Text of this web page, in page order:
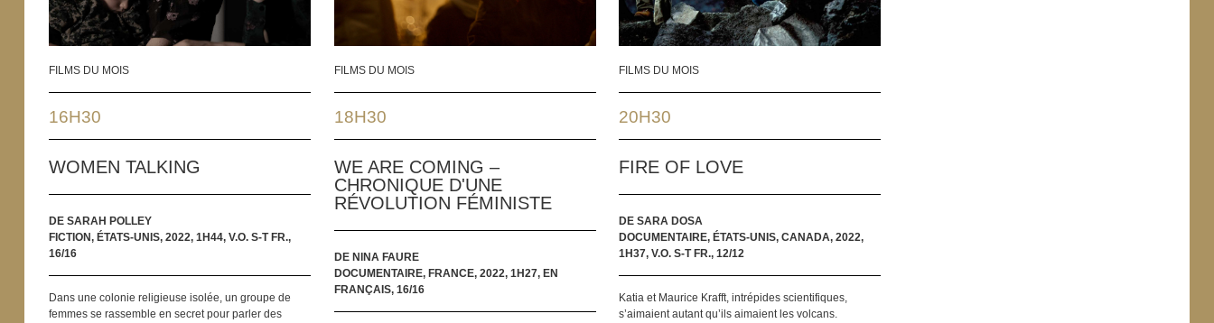
FILMS DU MOIS
16H30
WOMEN TALKING
DE SARAH POLLEY
FICTION, ÉTATS-UNIS, 2022, 1H44, V.O. S-T FR.,
16/16
Dans une colonie religieuse isolée, un groupe de
femmes se rassemble en secret pour parler des
FILMS DU MOIS
18H30
WE ARE COMING –
CHRONIQUE D'UNE
RÉVOLUTION FÉMINISTE
DE NINA FAURE
DOCUMENTAIRE, FRANCE, 2022, 1H27, EN
FRANÇAIS, 16/16
FILMS DU MOIS
20H30
FIRE OF LOVE
DE SARA DOSA
DOCUMENTAIRE, ÉTATS-UNIS, CANADA, 2022,
1H37, V.O. S-T FR., 12/12
Katia et Maurice Krafft, intrépides scientifiques,
s’aimaient autant qu’ils aimaient les volcans.